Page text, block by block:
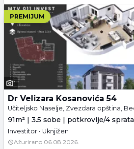
PREMIJUM
1
Dr Velizara Kosanovića 54
91m² | 3.5 sobe | potkrovlje/4 sprata
Investitor • Uknjižen
Ažurirano 06.08.2026.